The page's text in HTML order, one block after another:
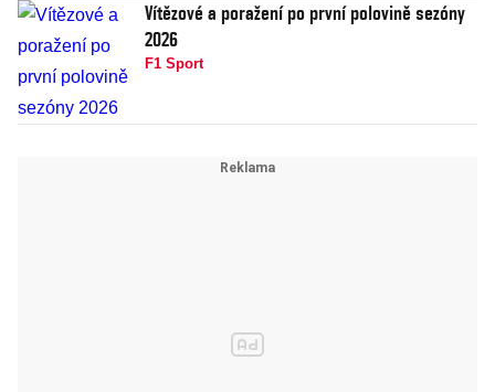
Vítězové a poražení po první polovině sezóny
2026
F1 Sport